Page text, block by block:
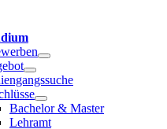
Bachelor & Master
Lehramt